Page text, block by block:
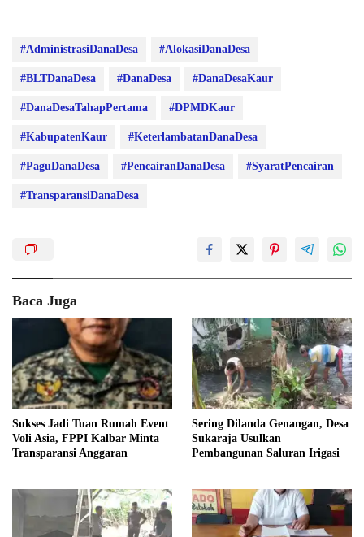
#AdministrasiDanaDesa #AlokasiDanaDesa
#BLTDanaDesa #DanaDesa #DanaDesaKaur
#DanaDesaTahapPertama #DPMDKaur
#KabupatenKaur #KeterlambatanDanaDesa
#PaguDanaDesa #PencairanDanaDesa #SyaratPencairan
#TransparansiDanaDesa
Baca Juga
Sukses Jadi Tuan Rumah Event
Voli Asia, FPPI Kalbar Minta
Transparansi Anggaran
Sering Dilanda Genangan, Desa
Sukaraja Usulkan
Pembangunan Saluran Irigasi